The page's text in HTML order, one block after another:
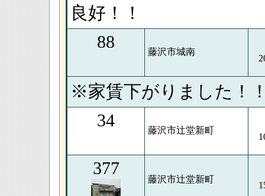
良好！！
88
藤沢市城南
※家賃下がりました！
34
藤沢市辻堂新町
377
藤沢市辻堂新町